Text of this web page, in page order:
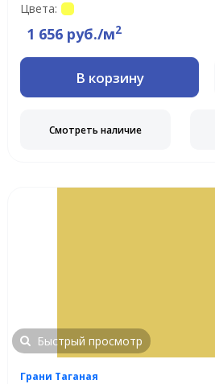
Цвета:
1 656 руб./м2
В корзину
Смотреть наличие
Быстрый просмотр
Грани Таганая